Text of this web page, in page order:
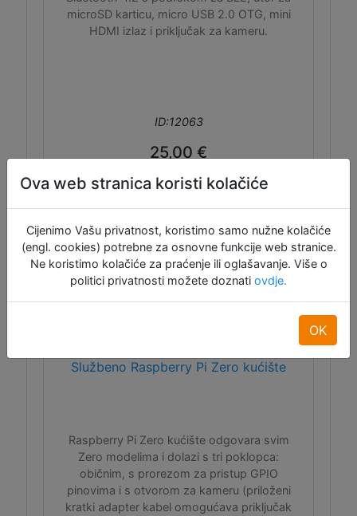
microSD karticu, micro USB 2.0 OTG, mini
HDMI izlaz i priključak za kameru.
ID:12063
25,00 €
Dodaj u košaru
Službeno Raspberry Pi Zero kućište
Raspberry Pi Zero kućište odgovara svim
Zero modelima i dolazi s tri poklopca:
običnim, s prorezom za pristup GPIO
pinovima i s otvorom za kameru (priloženi
kratki adapter kabel omogućava priključak
Ova web stranica koristi kolačiće
Cijenimo Vašu privatnost, koristimo samo nužne kolačiće
(engl. cookies) potrebne za osnovne funkcije web stranice.
Ne koristimo kolačiće za praćenje ili oglašavanje. Više o
politici privatnosti možete doznati ovdje.
OK